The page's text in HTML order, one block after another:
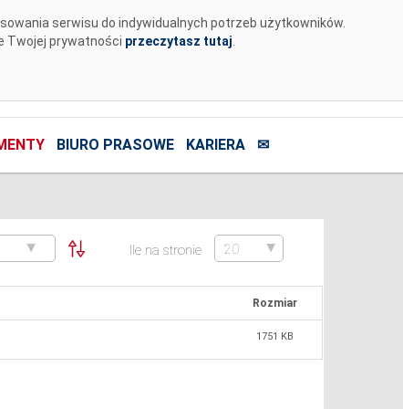
serwisu do indywidualnych potrzeb użytkowników.
Twojej prywatności przeczytasz tutaj
BIURO PRASOWE KARIERA ✉
Ile na stronie
Rozmiar
1751 KB